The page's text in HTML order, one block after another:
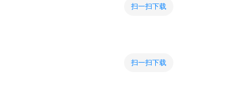
扫一扫下载
扫一扫下载